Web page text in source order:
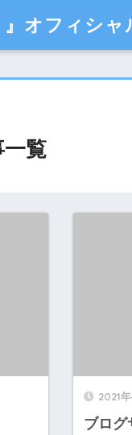
オフィシャ
一覧
2021
ブログ